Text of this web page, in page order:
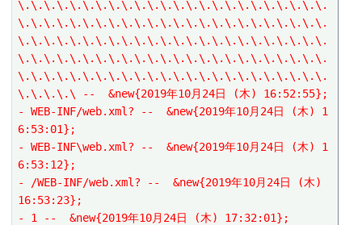
\.\.\.\.\.\.\.\.\.\.\.\.\.\.\.\.\.\.\.\.\.\.\.\.
\.\.\.\.\.\.\.\.\.\.\.\.\.\.\.\.\.\.\.\.\.\.\.\.
\.\.\.\.\.\.\.\.\.\.\.\.\.\.\.\.\.\.\.\.\.\.\.\.
\.\.\.\.\.\.\.\.\.\.\.\.\.\.\.\.\.\.\.\.\.\.\.\.
\.\.\.\.\.\.\.\.\.\.\.\.\.\.\.\.\.\.\.\.\.\.\.\.
\.\.\.\.\ --  &new{2019年10月24日 (木) 16:52:55};
- WEB-INF/web.xml? --  &new{2019年10月24日 (木) 1
6:53:01};
- WEB-INF\web.xml? --  &new{2019年10月24日 (木) 1
6:53:12};
- /WEB-INF/web.xml? --  &new{2019年10月24日 (木)
16:53:23};
- 1 --  &new{2019年10月24日 (木) 17:32:01};